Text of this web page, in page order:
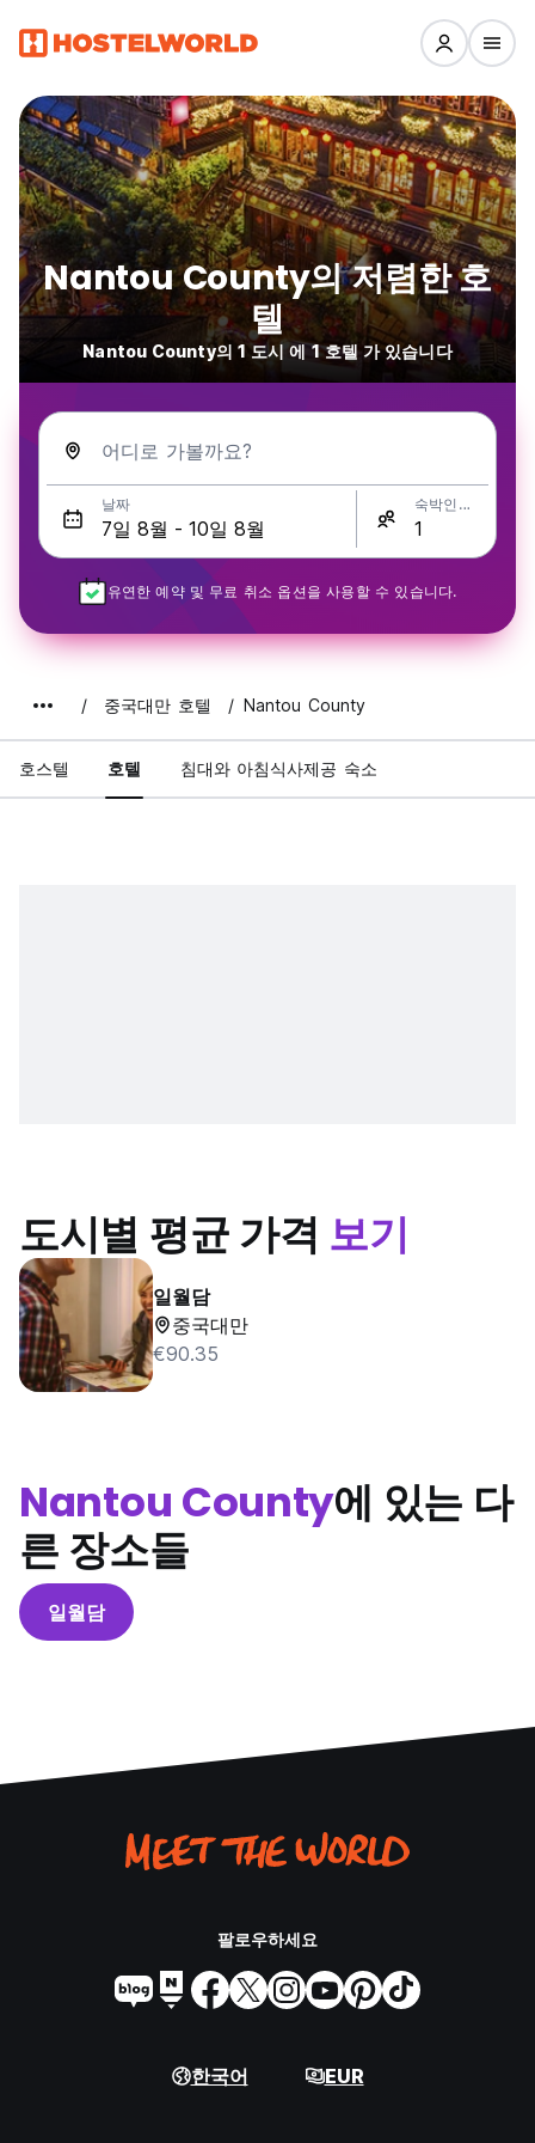
Nantou County의 저렴한 호
텔
Nantou County의 1 도시 에 1 호텔 가 있습니다
어디로 가볼까요?
날짜 숙박인원
유연한 예약 및 무료 취소 옵션을 사용할 수 있습니다.
중국대만 호텔 Nantou County
호스텔 호텔 침대와 아침식사제공 숙소
도시별 평균 가격 보기
일월담
중국대만
€90.35
Nantou County에 있는 다
른 장소들
일월담
팔로우하세요
한국어 EUR